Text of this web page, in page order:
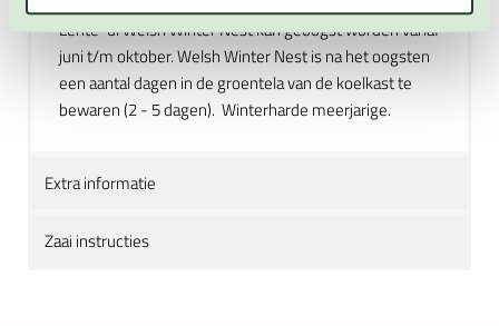
Lente-ui Welsh Winter Nest kan geoogst worden vanaf
juni t/m oktober. Welsh Winter Nest is na het oogsten
een aantal dagen in de groentela van de koelkast te
bewaren (2 - 5 dagen). Winterharde meerjarige.
Extra informatie
Zaai instructies